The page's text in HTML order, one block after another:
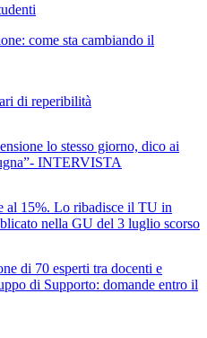
come sta cambiando il
di reperibilità
lo stesso giorno, dico ai
INTERVISTA
al 15%. Lo ribadisce il TU in
nella GU del 3 luglio scorso
di 70 esperti tra docenti e
di Supporto: domande entro il